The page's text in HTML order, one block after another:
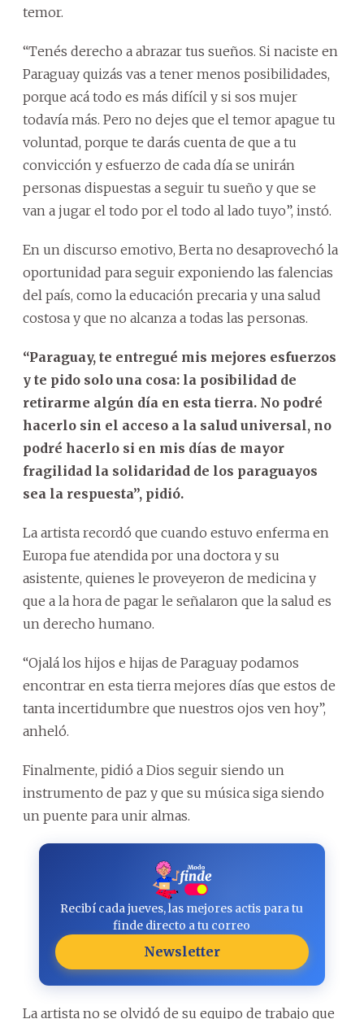
temor.
“Tenés derecho a abrazar tus sueños. Si naciste en
Paraguay quizás vas a tener menos posibilidades,
porque acá todo es más difícil y si sos mujer
todavía más. Pero no dejes que el temor apague tu
voluntad, porque te darás cuenta de que a tu
convicción y esfuerzo de cada día se unirán
personas dispuestas a seguir tu sueño y que se
van a jugar el todo por el todo al lado tuyo”, instó.
En un discurso emotivo, Berta no desaprovechó la
oportunidad para seguir exponiendo las falencias
del país, como la educación precaria y una salud
costosa y que no alcanza a todas las personas.
“Paraguay, te entregué mis mejores esfuerzos
y te pido solo una cosa: la posibilidad de
retirarme algún día en esta tierra. No podré
hacerlo sin el acceso a la salud universal, no
podré hacerlo si en mis días de mayor
fragilidad la solidaridad de los paraguayos
sea la respuesta”, pidió.
La artista recordó que cuando estuvo enferma en
Europa fue atendida por una doctora y su
asistente, quienes le proveyeron de medicina y
que a la hora de pagar le señalaron que la salud es
un derecho humano.
“Ojalá los hijos e hijas de Paraguay podamos
encontrar en esta tierra mejores días que estos de
tanta incertidumbre que nuestros ojos ven hoy”,
anheló.
Finalmente, pidió a Dios seguir siendo un
instrumento de paz y que su música siga siendo
un puente para unir almas.
Recibí cada jueves, las mejores actis para tu
finde directo a tu correo
Newsletter
La artista no se olvidó de su equipo de trabajo que